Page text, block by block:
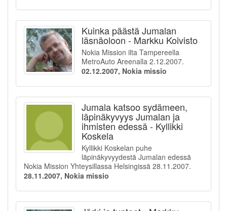
Kuinka päästä Jumalan
läsnäoloon - Markku Koivisto
Nokia Mission ilta Tampereella
MetroAuto Areenalla 2.12.2007.
02.12.2007, Nokia missio
Jumala katsoo sydämeen,
läpinäkyvyys Jumalan ja
ihmisten edessä - Kyllikki
Koskela
Kyllikki Koskelan puhe
läpinäkyvyydestä Jumalan edessä
Nokia Mission Yhteysillassa Helsingissä 28.11.2007.
28.11.2007, Nokia missio